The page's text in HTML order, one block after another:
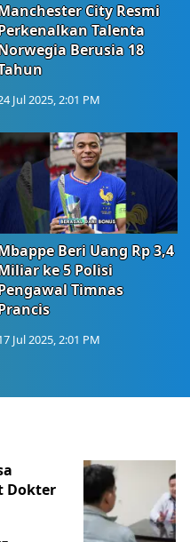
City Resmi
Talenta
Berusia 18
Jul 2025, 2:01 PM
Beri Uang Rp 3,4
ke 5 Polisi
Timnas
Jul 2025, 2:01 PM
Dokter